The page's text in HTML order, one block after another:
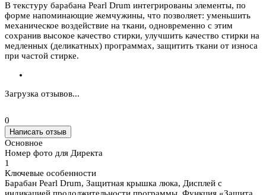
В текстуру барабана Pearl Drum интегрированы элементы, по
форме напоминающие жемчужины, что позволяет: уменьшить
механическое воздействие на ткани, одновременно с этим
сохранив высокое качество стирки, улучшить качество стирки на
медленных (деликатных) программах, защитить ткани от износа
при частой стирке.
Загрузка отзывов...
0
Написать отзыв
Основное
Номер фото для Директа
1
Ключевые особенности
Барабан Pearl Drum, Защитная крышка люка, Дисплей с